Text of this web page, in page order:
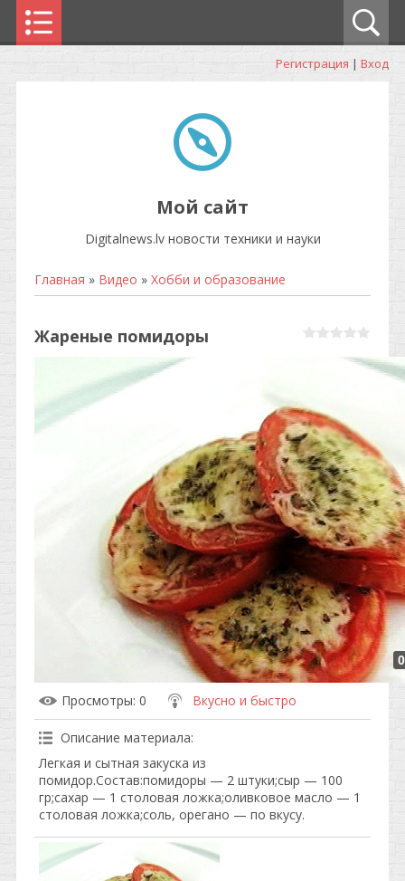
Регистрация | Вход
Мой сайт
Digitalnews.lv новости техники и науки
Главная » Видео » Хобби и образование
Жареные помидоры
Просмотры: 0 Вкусно и быстро
Описание материала:
Легкая и сытная закуска из
помидор.Состав:помидоры — 2 штуки;сыр — 100
гр;сахар — 1 столовая ложка;оливковое масло — 1
столовая ложка;соль, орегано — по вкусу.